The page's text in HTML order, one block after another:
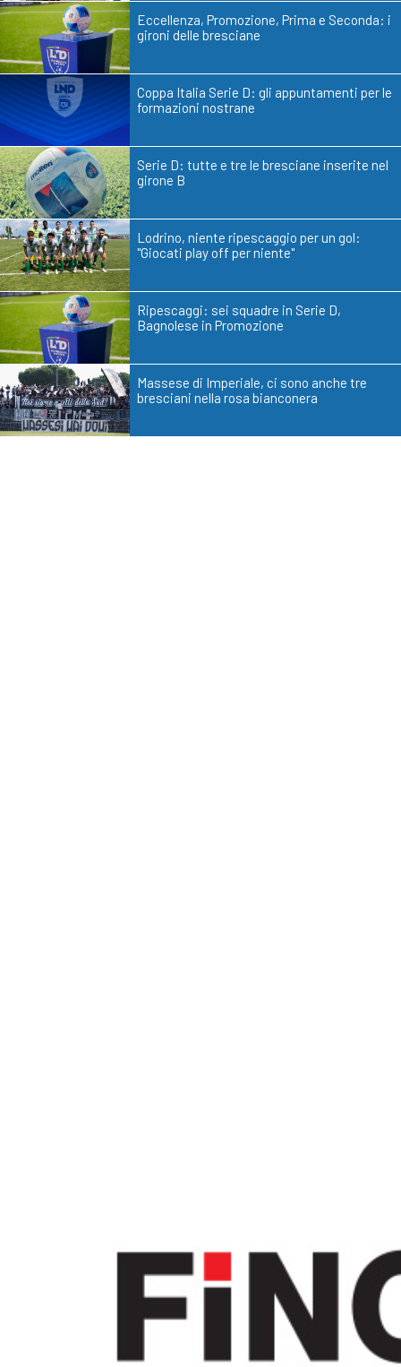
Eccellenza, Promozione, Prima e Seconda: i
gironi delle bresciane
Coppa Italia Serie D: gli appuntamenti per le
formazioni nostrane
Serie D: tutte e tre le bresciane inserite nel
girone B
Lodrino, niente ripescaggio per un gol:
"Giocati play off per niente"
Ripescaggi: sei squadre in Serie D,
Bagnolese in Promozione
Massese di Imperiale, ci sono anche tre
bresciani nella rosa bianconera